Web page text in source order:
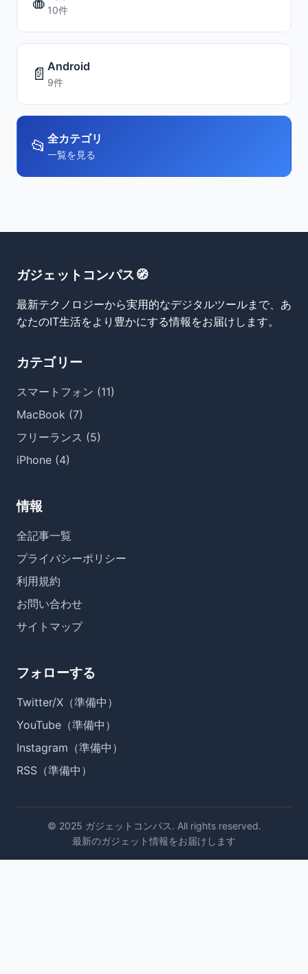
10件
📄 Android
9件
📂 全カテゴリ
一覧を見る
ガジェットコンパス🧭
最新テクノロジーから実用的なデジタルツールまで、あ
なたのIT生活をより豊かにする情報をお届けします。
カテゴリー
スマートフォン (11)
MacBook (7)
フリーランス (5)
iPhone (4)
情報
全記事一覧
プライバシーポリシー
利用規約
お問い合わせ
サイトマップ
フォローする
Twitter/X（準備中）
YouTube（準備中）
Instagram（準備中）
RSS（準備中）
© 2025 ガジェットコンパス. All rights reserved.
最新のガジェット情報をお届けします